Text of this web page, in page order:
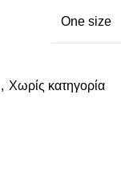
One size
, Χωρίς κατηγορία